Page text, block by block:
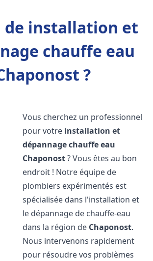
de installation et
chauffe eau
?
Vous cherchez un professionnel
pour votre installation et
dépannage chauffe eau
Chaponost? Vous êtes au bon
endroit ! Notre équipe de
plombiers expérimentés est
spécialisée dans l'installation et
le dépannage de chauffe-eau
dans la région de Chaponost.
Nous intervenons rapidement
pour résoudre vos problèmes